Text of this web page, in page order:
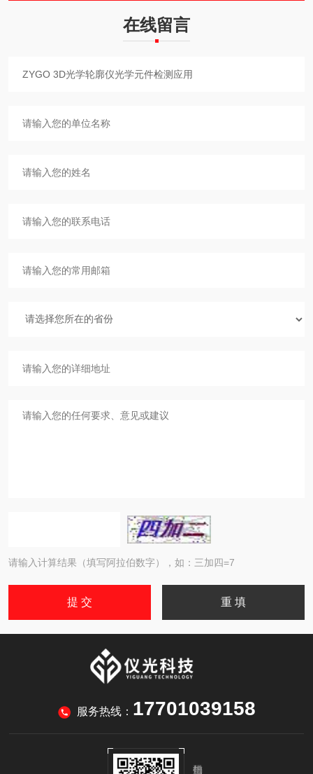
在线留言
请输入计算结果（填写阿拉伯数字），如：三加四=7
服务热线： 17701039158